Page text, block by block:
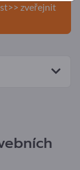
zveřejnit